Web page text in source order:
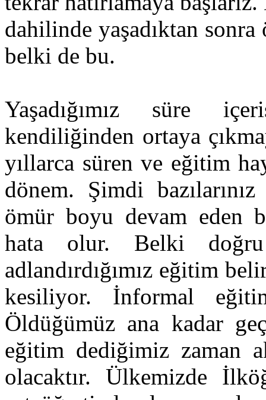
dahilinde yaşadıktan sonra
belki de bu.
Yaşadığımız süre
kendiliğinden ortaya
yıllarca süren ve eğitim
dönem. Şimdi
ömür boyu devam eden
hata olur. Belki
adlandırdığımız eğitim
kesiliyor. İnformal
Öldüğümüz ana kadar
eğitim dediğimiz zaman
olacaktır. Ülkemizde